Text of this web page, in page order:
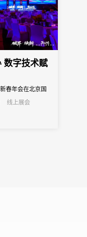
数字技术赋
春年会在北京国
齐聚一堂，回望
知之界、破人效
线上展会